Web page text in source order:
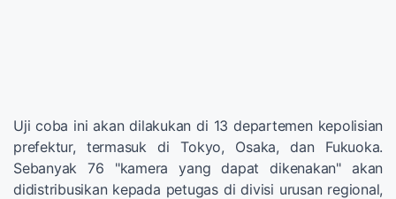
Uji coba ini akan dilakukan di 13 departemen kepolisian
prefektur, termasuk di Tokyo, Osaka, dan Fukuoka.
Sebanyak 76 "kamera yang dapat dikenakan" akan
didistribusikan kepada petugas di divisi urusan regional,